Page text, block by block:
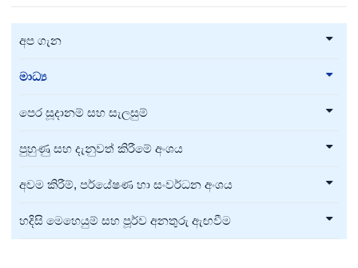
අප ගැන
මාධ්‍ය
පෙර සූදානම් සහ සැලසුම්
පුහුණු සහ දැනුවත් කිරීමේ අංශය
අවම කිරීම්, පර්යේෂණ හා සංවර්ධන අංශය
හදිසි මෙහෙයුම් සහ පූර්ව අනතුරු ඇඟවීම